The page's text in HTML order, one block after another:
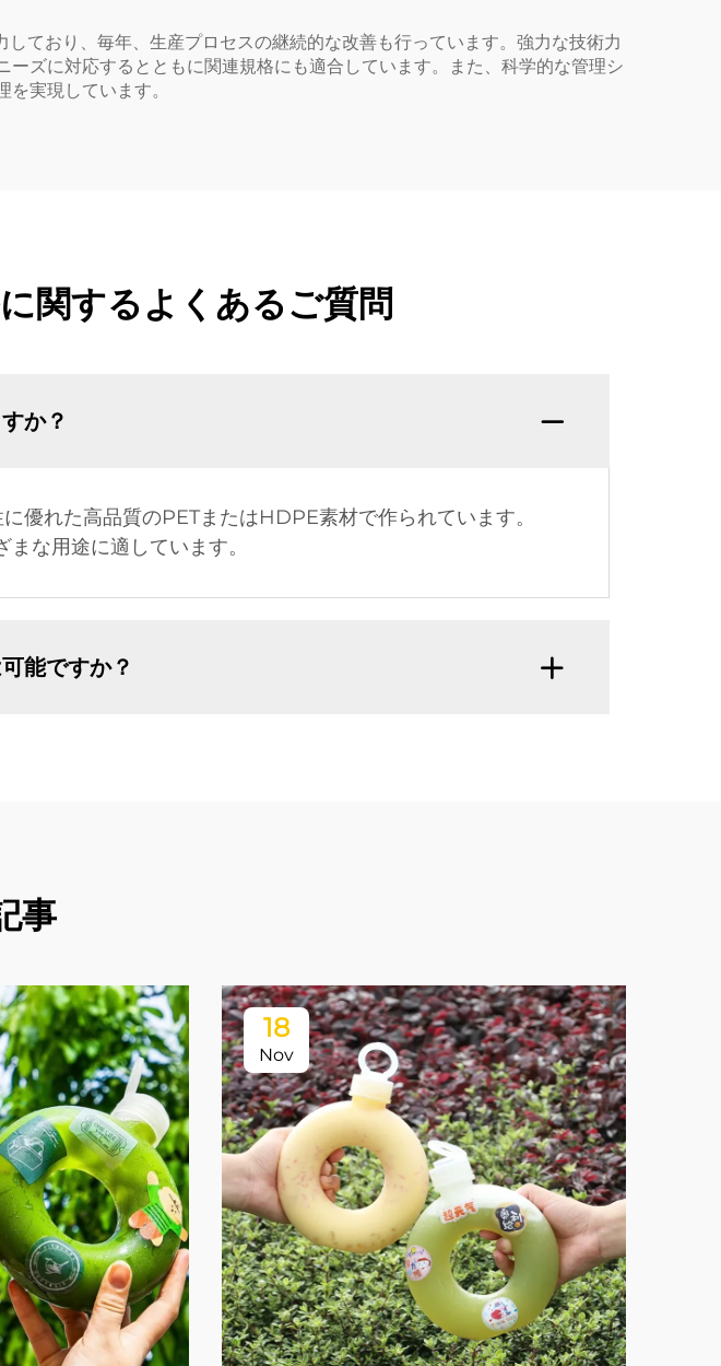
ており、毎年、生産プロセスの継続的な改善も行っています。強力な技術力
ズに対応するとともに関連規格にも適合しています。また、科学的な管理シ
実現しています。
関するよくあるご質問
か？
優れた高品質のPETまたはHDPE素材で作られています。
な用途に適しています。
能ですか？
事
18
Nov